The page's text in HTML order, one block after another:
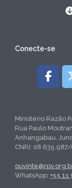
Conecte-se
Ministério Razão
Rua Paulo
Anhangabau,
CNPJ:
WhatsApp: +55 11